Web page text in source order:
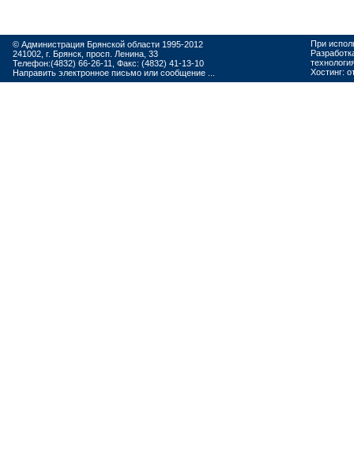
© Администрация Брянской области 1995-2012
241002, г. Брянск, просп. Ленина, 33
Телефон:(4832) 66-26-11, Факс: (4832) 41-13-10
Направить электронное письмо или сообщение ...
При
Хостинг: